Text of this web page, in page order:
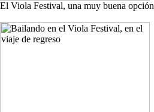
El Viola Festival, una muy buena opción